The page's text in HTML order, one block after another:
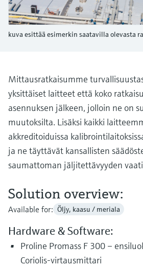
Device Viewer
Löydä tuotekohtaiset tiedot ja
dokumentaatio.
tai sarjanumeron perusteella.
Mikroaaltomittaus
päätöksentekoa tukevan prosessin
läpinäkyvyyden ansiosta
kuva esittää esimerkin saatavilla olevasta
Mittausratkaisumme
yksittäiset laitteet että koko
asennuksen jälkeen, jolloin ne on
muutoksilta. Lisäksi kaikki
akkreditoiduissa
ja ne täyttävät kansallisten
saumattoman jäljitettävyyden
Solution overview:
Available for: Öljy, kaasu / meriala
Hardware & Software:
Proline Promass F 300 –
Coriolis-virtausmittari